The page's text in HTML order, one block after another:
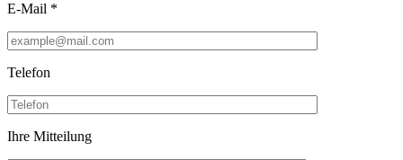
E-Mail *
Telefon
Ihre Mitteilung